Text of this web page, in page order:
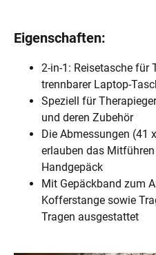
Eigenschaften:
2-in-1: Reisetasche für
trennbarer Laptop-
Speziell für
und deren Zubehör
Die Abmessungen (41
erlauben das
Handgepäck
Mit Gepäckband zum
Kofferstange sowie
Tragen ausgestattet